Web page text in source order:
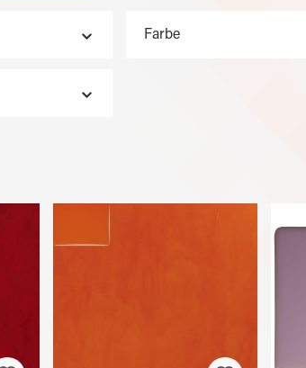
Farbe